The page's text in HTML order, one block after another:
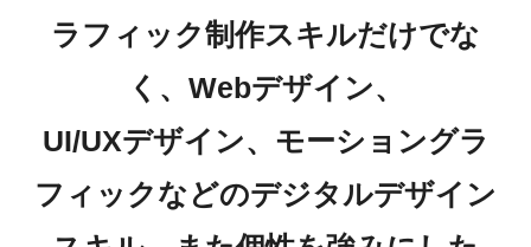
ラフィック制作スキルだけでな
く、Webデザイン、
UI/UXデザイン、モーショングラ
フィックなどのデジタルデザイン